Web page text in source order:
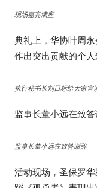
现场嘉宾满座
典礼上，华协叶周
作出突出贡献的个
执行秘书长刘日标给大家宣
监事长董小远在致
监事长董小远在致答谢辞
活动现场，圣保罗